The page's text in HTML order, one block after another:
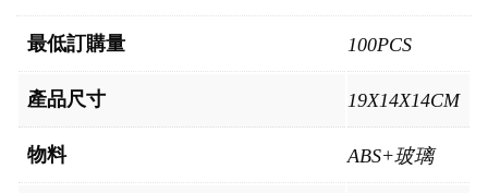
最低訂購量 100PCS
產品尺寸 19X14X14CM
物料 ABS+玻璃